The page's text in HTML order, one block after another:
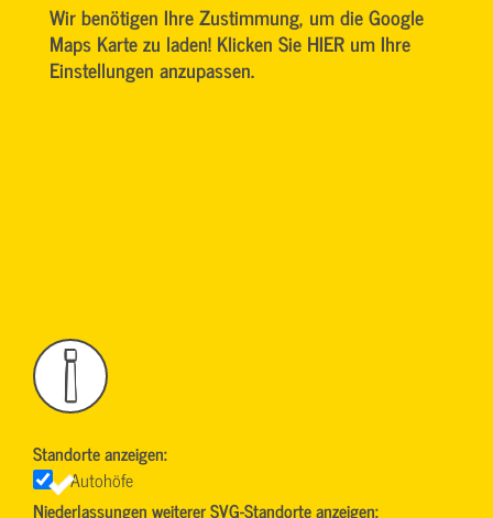
Wir benötigen Ihre Zustimmung, um die Google
Maps Karte zu laden! Klicken Sie HIER um Ihre
Einstellungen anzupassen.
!
Standorte anzeigen:
Autohöfe
Niederlassungen weiterer SVG-Standorte anzeigen: